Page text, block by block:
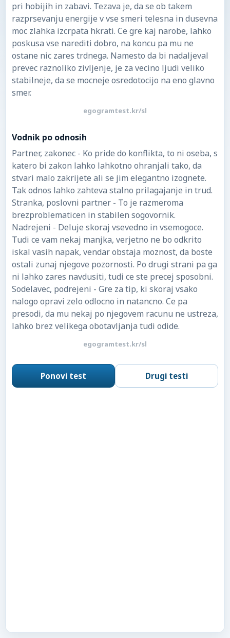
pri hobijih in zabavi. Tezava je, da se ob takem
razprsevanju energije v vse smeri telesna in dusevna
moc zlahka izcrpata hkrati. Ce gre kaj narobe, lahko
poskusa vse narediti dobro, na koncu pa mu ne
ostane nic zares trdnega. Namesto da bi nadaljeval
prevec raznoliko zivljenje, je za vecino ljudi veliko
stabilneje, da se mocneje osredotocijo na eno glavno
smer.
egogramtest.kr/sl
Vodnik po odnosih
Partner, zakonec - Ko pride do konflikta, to ni oseba, s
katero bi zakon lahko lahkotno ohranjali tako, da
stvari malo zakrijete ali se jim elegantno izognete.
Tak odnos lahko zahteva stalno prilagajanje in trud.
Stranka, poslovni partner - To je razmeroma
brezproblematicen in stabilen sogovornik.
Nadrejeni - Deluje skoraj vsevedno in vsemogoce.
Tudi ce vam nekaj manjka, verjetno ne bo odkrito
iskal vasih napak, vendar obstaja moznost, da boste
ostali zunaj njegove pozornosti. Po drugi strani pa ga
ni lahko zares navdusiti, tudi ce ste precej sposobni.
Sodelavec, podrejeni - Gre za tip, ki skoraj vsako
nalogo opravi zelo odlocno in natancno. Ce pa
presodi, da mu nekaj po njegovem racunu ne ustreza,
lahko brez velikega obotavljanja tudi odide.
egogramtest.kr/sl
Ponovi test Drugi testi